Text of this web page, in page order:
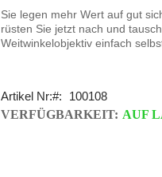
Sie legen mehr Wert auf gut
rüsten Sie jetzt nach und
Weitwinkelobjektiv einfach
Artikel Nr:
100108
VERFÜGBARKEIT: AUF